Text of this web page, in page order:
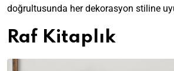
doğrultusunda her dekorasyon stiline
Raf Kitaplık